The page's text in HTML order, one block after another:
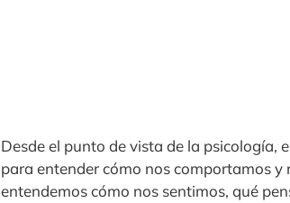
Desde el punto de vista de la psicología,
para entender cómo nos comportamos
entendemos cómo nos sentimos, qué